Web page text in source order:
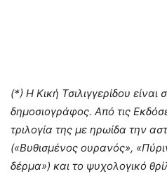
(*) Η Κική Τσιλιγγερίδου
δημοσιογράφος. Από τις
τριλογία της με ηρωίδα την
(«Βυθισμένος ουρανός»,
δέρμα») και το ψυχολογικό